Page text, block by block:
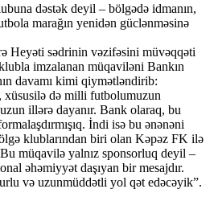
dəstək deyil – bölgədə idmanın,
marağın yenidən güclənməsinə
Heyəti sədrinin vəzifəsini müvəqqəti
imzalanan müqaviləni Bankın
davamı kimi qiymətləndirib:
xüsusilə də milli futbolumuzun
illərə dayanır. Bank olaraq, bu
İndi isə bu ənənəni
klublarından biri olan Kəpəz FK ilə
müqavilə yalnız sponsorluq deyil –
əhəmiyyət daşıyan bir mesajdır.
və uzunmüddətli yol qət edəcəyik”.